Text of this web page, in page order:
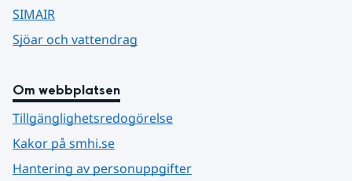
SIMAIR
Sjöar och vattendrag
Om webbplatsen
Tillgänglighetsredogörelse
Kakor på smhi.se
Hantering av personuppgifter